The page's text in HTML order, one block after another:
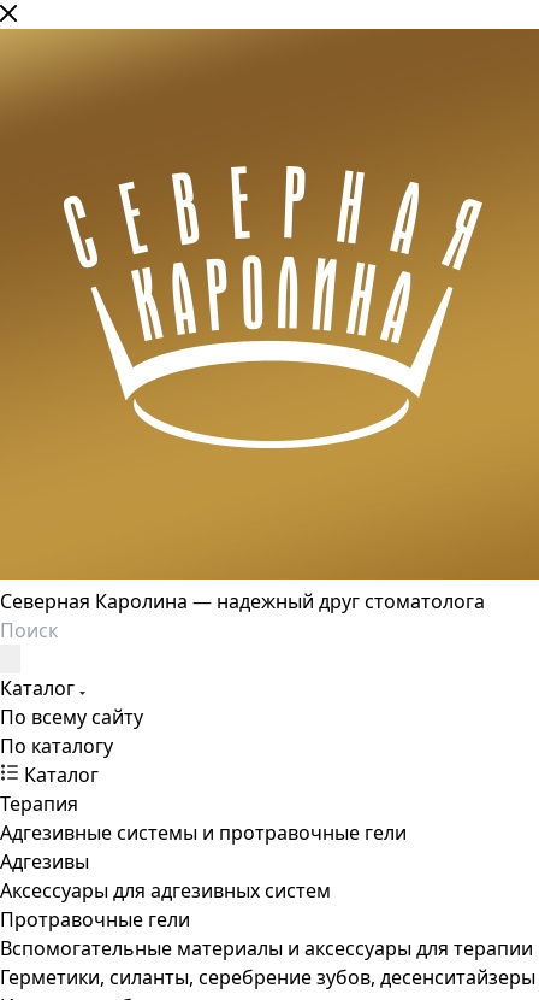
Северная Каролина — надежный друг стоматолога
Каталог
По всему сайту
По каталогу
Каталог
Терапия
Адгезивные системы и протравочные гели
Адгезивы
Аксессуары для адгезивных систем
Протравочные гели
Вспомогательные материалы и аксессуары для терапии
Герметики, силанты, серебрение зубов, десенситайзеры